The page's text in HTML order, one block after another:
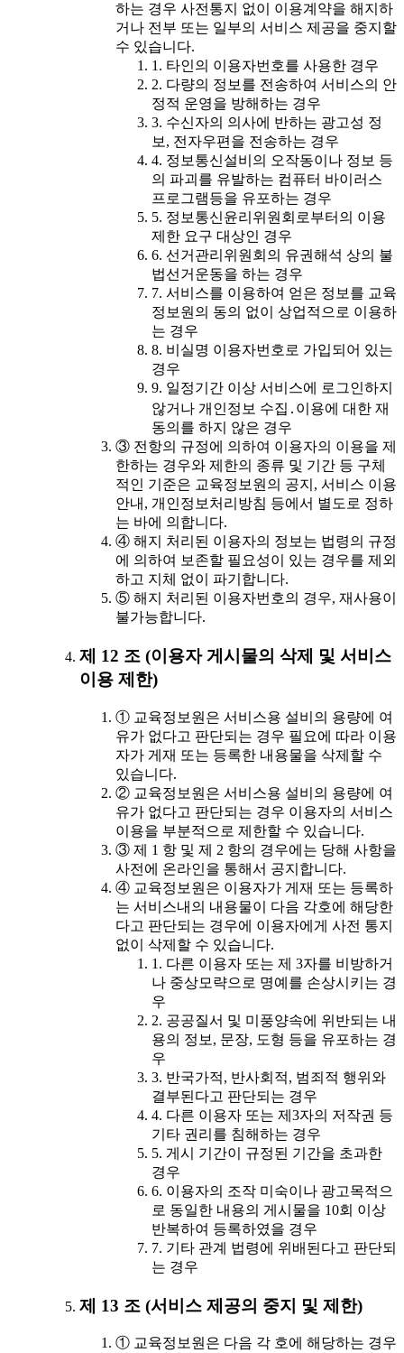
하는 경우 사전통지 없이 이용계약을 해지하
거나 전부 또는 일부의 서비스 제공을 중지할
수 있습니다.
1. 타인의 이용자번호를 사용한 경우
2. 다량의 정보를 전송하여 서비스의 안
정적 운영을 방해하는 경우
3. 수신자의 의사에 반하는 광고성 정
보, 전자우편을 전송하는 경우
4. 정보통신설비의 오작동이나 정보 등
의 파괴를 유발하는 컴퓨터 바이러스
프로그램등을 유포하는 경우
5. 정보통신윤리위원회로부터의 이용
제한 요구 대상인 경우
6. 선거관리위원회의 유권해석 상의 불
법선거운동을 하는 경우
7. 서비스를 이용하여 얻은 정보를 교육
정보원의 동의 없이 상업적으로 이용하
는 경우
8. 비실명 이용자번호로 가입되어 있는
경우
9. 일정기간 이상 서비스에 로그인하지
않거나 개인정보 수집․이용에 대한 재
동의를 하지 않은 경우
③ 전항의 규정에 의하여 이용자의 이용을 제
한하는 경우와 제한의 종류 및 기간 등 구체
적인 기준은 교육정보원의 공지, 서비스 이용
안내, 개인정보처리방침 등에서 별도로 정하
는 바에 의합니다.
④ 해지 처리된 이용자의 정보는 법령의 규정
에 의하여 보존할 필요성이 있는 경우를 제외
하고 지체 없이 파기합니다.
⑤ 해지 처리된 이용자번호의 경우, 재사용이
불가능합니다.
제 12 조 (이용자 게시물의 삭제 및 서비스
이용 제한)
① 교육정보원은 서비스용 설비의 용량에 여
유가 없다고 판단되는 경우 필요에 따라 이용
자가 게재 또는 등록한 내용물을 삭제할 수
있습니다.
② 교육정보원은 서비스용 설비의 용량에 여
유가 없다고 판단되는 경우 이용자의 서비스
이용을 부분적으로 제한할 수 있습니다.
③ 제 1 항 및 제 2 항의 경우에는 당해 사항을
사전에 온라인을 통해서 공지합니다.
④ 교육정보원은 이용자가 게재 또는 등록하
는 서비스내의 내용물이 다음 각호에 해당한
다고 판단되는 경우에 이용자에게 사전 통지
없이 삭제할 수 있습니다.
1. 다른 이용자 또는 제 3자를 비방하거
나 중상모략으로 명예를 손상시키는 경
우
2. 공공질서 및 미풍양속에 위반되는 내
용의 정보, 문장, 도형 등을 유포하는 경
우
3. 반국가적, 반사회적, 범죄적 행위와
결부된다고 판단되는 경우
4. 다른 이용자 또는 제3자의 저작권 등
기타 권리를 침해하는 경우
5. 게시 기간이 규정된 기간을 초과한
경우
6. 이용자의 조작 미숙이나 광고목적으
로 동일한 내용의 게시물을 10회 이상
반복하여 등록하였을 경우
7. 기타 관계 법령에 위배된다고 판단되
는 경우
제 13 조 (서비스 제공의 중지 및 제한)
① 교육정보원은 다음 각 호에 해당하는 경우